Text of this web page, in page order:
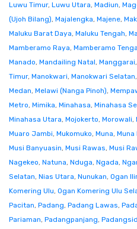
Luwu Timur, Luwu Utara, Madiun,
(Ujoh Bilang), Majalengka, Majene,
Maluku Barat Daya, Maluku Tengah,
Mamberamo Raya, Mamberamo
Manado, Mandailing Natal, Manggarai,
Timur, Manokwari, Manokwari Selatan,
Medan, Melawi (Nanga Pinoh),
Metro, Mimika, Minahasa, Minahasa
Minahasa Utara, Mojokerto, Morowali,
Muaro Jambi, Mukomuko, Muna,
Musi Banyuasin, Musi Rawas, Musi
Nagekeo, Natuna, Nduga, Ngada,
Selatan, Nias Utara, Nunukan, Ogan Ilir
Komering Ulu, Ogan Komering Ulu
Pacitan, Padang, Padang Lawas,
Pariaman, Padangpanjang,